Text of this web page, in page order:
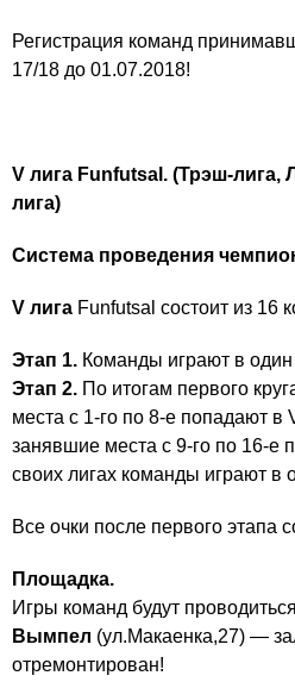
Регистрация команд
17/18 до 01.07.2018!
V лига Funfutsal . (Трэш-лига,
лига)
Система проведения
V лига Funfutsal состоит из 16
Этап 1. Команды играют в
Этап 2. По итогам первого
места с 1-го по 8-е попадают в
занявшие места с 9-го по 16-е
своих лигах команды играют в
Все очки после первого этапа
Площадка.
Игры команд будут
Вымпел (ул.Макаенка,27) —
отремонтирован!